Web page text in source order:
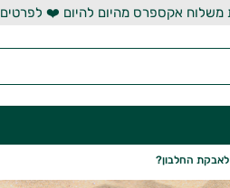
משלוח אקספרס מהיום להיום ❤️ לפרטים
החלבון?